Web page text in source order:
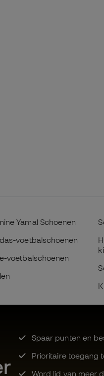
Yamal Schoenen
voetbalschoenen
voetbalschoenen
Spaar punten en
Prioritaire toegang
Word lid van meer